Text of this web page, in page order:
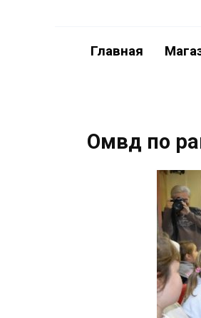
Главная
Омвд по